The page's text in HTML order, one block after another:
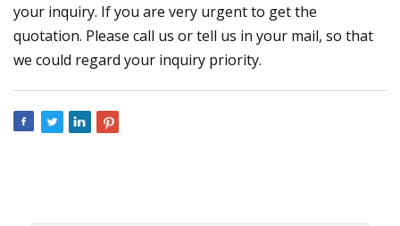
your inquiry. If you are very urgent to get the
quotation. Please call us or tell us in your mail, so that
we could regard your inquiry priority.